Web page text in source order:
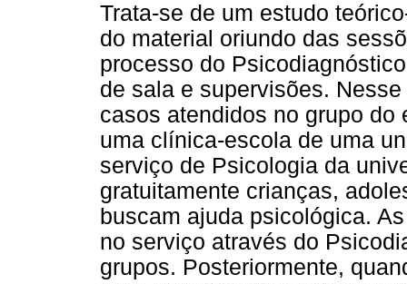
Trata-se de um estudo
do material oriundo das
processo do
de sala e supervisões.
casos atendidos no grupo do
uma clínica-escola de uma
serviço de Psicologia da
gratuitamente crianças,
buscam ajuda psicológica.
no serviço através do
grupos. Posteriormente,